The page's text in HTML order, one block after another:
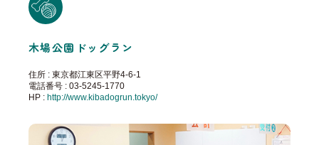
木場公園ドッグラン
住所 : 東京都江東区平野4-6-1
電話番号 : 03-5245-1770
HP :http://www.kibadogrun.tokyo/